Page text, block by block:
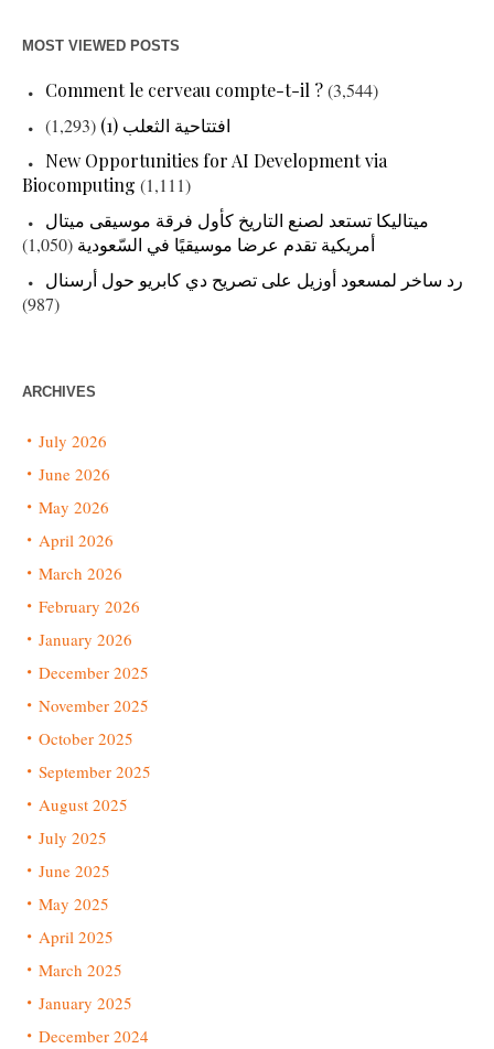
MOST VIEWED POSTS
Comment le cerveau compte-t-il ?(3,544)
افتتاحية الثعلب (1)
(1,293)
New Opportunities for AI Development via
Biocomputing (1,111)
ميتاليكا تستعد لصنع التاريخ كأول فرقة موسيقى ميتال
أمريكية تقدم عرضا موسيقيًا في السّعودية (1,050)
رد ساخر لمسعود أوزيل على تصريح دي كابريو حول أرسنال
(987)
ARCHIVES
July 2026
June 2026
May 2026
April 2026
March 2026
February 2026
January 2026
December 2025
November 2025
October 2025
September 2025
August 2025
July 2025
June 2025
May 2025
April 2025
March 2025
January 2025
December 2024